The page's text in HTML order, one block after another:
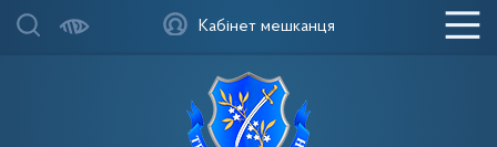
Кабінет мешканця